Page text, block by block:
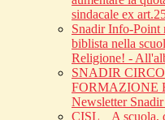
sindacale ex
Snadir Info-Point
biblista nella
Religione! -
SNADIR
FORMAZIONE
Newsletter
CISL _ A scuola,